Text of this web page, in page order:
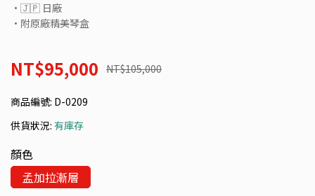
•🇯🇵 日廠
•附原廠精美琴盒
NT$95,000 NT$105,000
商品編號: D-0209
供貨狀況: 有庫存
顏色
孟加拉漸層